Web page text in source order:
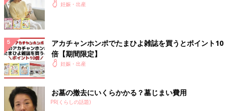
妊娠・出産
アカチャンホンポでたまひよ雑誌を買うとポイント10
倍【期間限定】
妊娠・出産
お墓の撤去にいくらかかる？墓じまい費用
PR(くらしの話題)